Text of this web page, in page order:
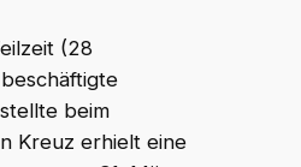
(28
beim
Kreuz erhielt eine